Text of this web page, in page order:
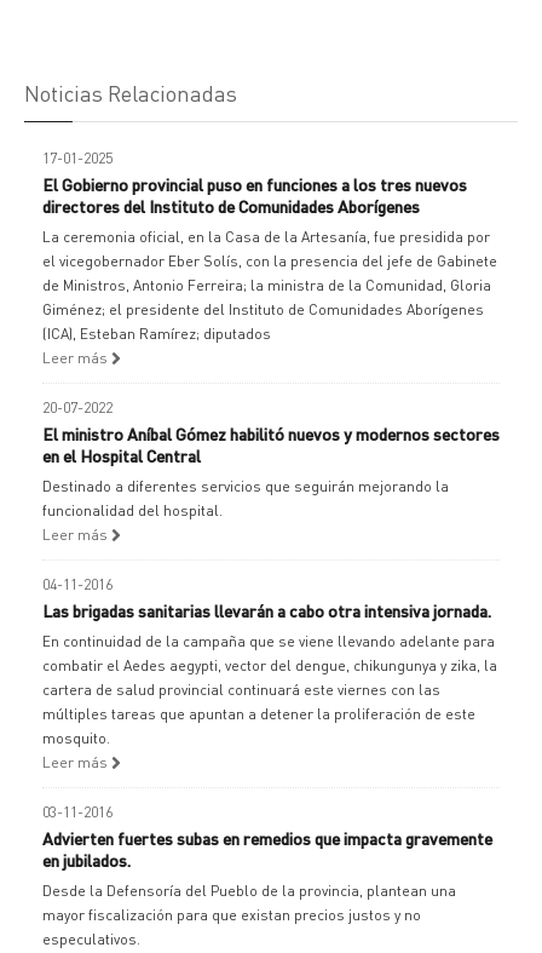
Noticias Relacionadas
17-01-2025
El Gobierno provincial puso en funciones a los tres nuevos
directores del Instituto de Comunidades Aborígenes
La ceremonia oficial, en la Casa de la Artesanía, fue presidida por
el vicegobernador Eber Solís, con la presencia del jefe de Gabinete
de Ministros, Antonio Ferreira; la ministra de la Comunidad, Gloria
Giménez; el presidente del Instituto de Comunidades Aborígenes
(ICA), Esteban Ramírez; diputados
Leer más
20-07-2022
El ministro Aníbal Gómez habilitó nuevos y modernos sectores
en el Hospital Central
Destinado a diferentes servicios que seguirán mejorando la
funcionalidad del hospital.
Leer más
04-11-2016
Las brigadas sanitarias llevarán a cabo otra intensiva jornada.
En continuidad de la campaña que se viene llevando adelante para
combatir el Aedes aegypti, vector del dengue, chikungunya y zika, la
cartera de salud provincial continuará este viernes con las
múltiples tareas que apuntan a detener la proliferación de este
mosquito.
Leer más
03-11-2016
Advierten fuertes subas en remedios que impacta gravemente
en jubilados.
Desde la Defensoría del Pueblo de la provincia, plantean una
mayor fiscalización para que existan precios justos y no
especulativos.